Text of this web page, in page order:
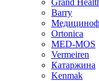
Grand
Barry
Ortonica
MED-MOS
Vermeiren
Катаржина
Kenmak